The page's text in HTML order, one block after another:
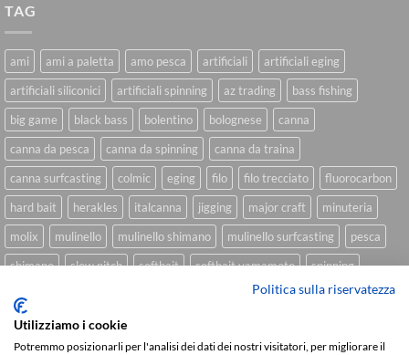
TAG
ami ami a paletta amo pesca artificiali
artificiali eging
artificiali siliconici
artificiali spinning az trading
bass fishing
big game
black bass bolentino bolognese
canna
canna da pesca
canna da spinning
canna da traina
canna surfcasting
colmic eging filo filo trecciato
fluorocarbon
hard bait
herakles italcanna jigging major craft
minuteria
molix
mulinello mulinello shimano mulinello surfcasting
pesca
shimano
slow pitch softbait softbait yamamoto
spinning
spinning inshore
trecciato trolling tubertini
Politica sulla riservatezza
Utilizziamo i cookie
Potremmo posizionarli per l'analisi dei dati dei nostri visitatori, per migliorare il